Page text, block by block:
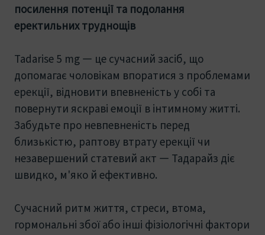
посилення потенції та подолання
еректильних труднощів
Tadarise 5 mg — це сучасний засіб, що
допомагає чоловікам впоратися з проблемами
ерекції, відновити впевненість у собі та
повернути яскраві емоції в інтимному житті.
Забудьте про невпевненість перед
близькістю, раптову втрату ерекції чи
незавершений статевий акт — Тадарайз діє
швидко, м'яко й ефективно.
Сучасний ритм життя, стреси, втома,
гормональні збої або інші фізіологічні фактори